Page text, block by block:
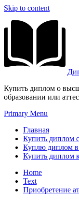
Skip to content
Купить диплом о
образовании или
Primary Menu
Главная
Купить диплом
Куплю диплом
Купить диплом
Home
Text
Приобретение